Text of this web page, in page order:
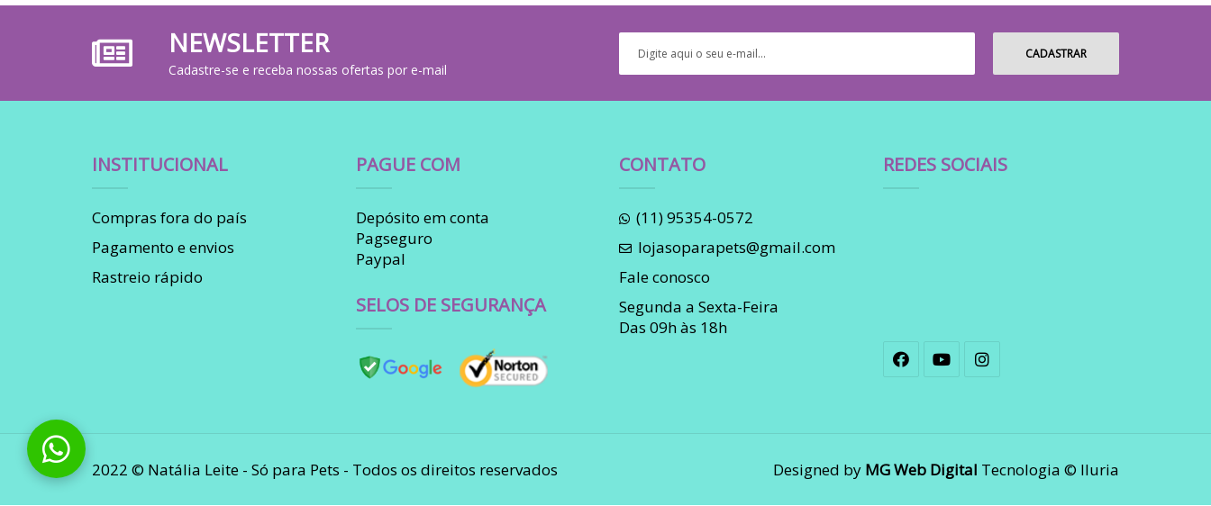
NEWSLETTER
Cadastre-se e receba nossas ofertas por e-mail
INSTITUCIONAL
Compras fora do país
Pagamento e envios
Rastreio rápido
PAGUE COM
Depósito em conta
Pagseguro
Paypal
SELOS DE SEGURANÇA
CONTATO
(11) 95354-0572
lojasoparapets@gmail.com
Fale conosco
Segunda a Sexta-Feira
Das 09h às 18h
REDES SOCIAIS
2022 © Natália Leite - Só para Pets - Todos os direitos reservados Designed by MG Web Digital Tecnologia © Iluria